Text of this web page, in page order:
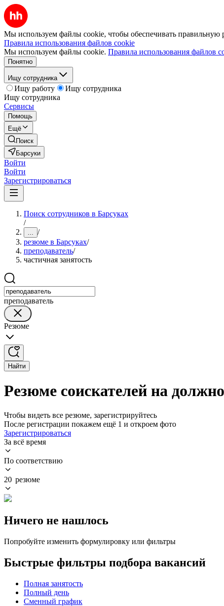
Мы используем файлы cookie, чтобы обеспечивать правильную
Правила использования файлов cookie
Мы используем файлы cookie. Правила использования файлов
Понятно
Ищу сотрудника
Ищу работу
Ищу сотрудника
Ищу сотрудника
Сервисы
Помощь
Ещё
Поиск
Барсуки
Войти
Войти
Зарегистрироваться
Поиск сотрудников в Барсуках
/
... /
резюме в Барсуках/
преподаватель/
частичная занятость
преподаватель
Резюме
Найти
Резюме соискателей на
Чтобы видеть все резюме, зарегистрируйтесь
После регистрации покажем ещё 1 и откроем фото
Зарегистрироваться
За всё время
По соответствию
20 резюме
Ничего не нашлось
Попробуйте изменить формулировку или фильтры
Быстрые фильтры подбора вакансий
Полная занятость
Полный день
Сменный график